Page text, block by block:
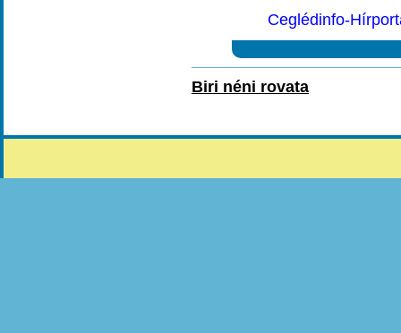
Ceglédinfo-
Biri néni rovata